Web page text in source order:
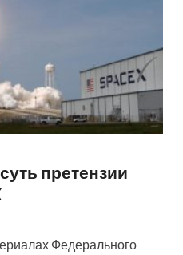
претензии
Федерального